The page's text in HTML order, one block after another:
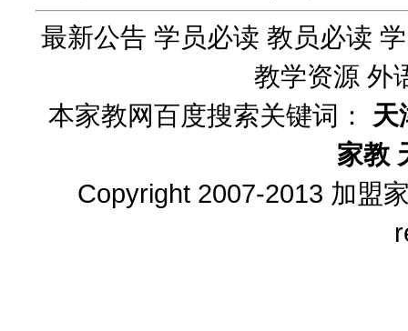
最新公告 学员必读 教员必读
教学资源 外
本家教网百度搜索关键词： 天
家教
Copyright 2007-2013 加盟